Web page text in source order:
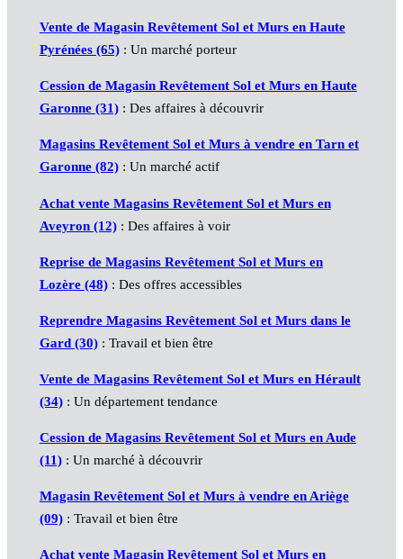
Vente de Magasin Revêtement Sol et Murs en Haute
Pyrénées (65): Un marché porteur
Cession de Magasin Revêtement Sol et Murs en Haute
Garonne (31): Des affaires à découvrir
Magasins Revêtement Sol et Murs à vendre en Tarn et
Garonne (82): Un marché actif
Achat vente Magasins Revêtement Sol et Murs en
Aveyron (12): Des affaires à voir
Reprise de Magasins Revêtement Sol et Murs en
Lozère (48): Des offres accessibles
Reprendre Magasins Revêtement Sol et Murs dans le
Gard (30): Travail et bien être
Vente de Magasins Revêtement Sol et Murs en Hérault
(34): Un département tendance
Cession de Magasins Revêtement Sol et Murs en Aude
(11): Un marché à découvrir
Magasin Revêtement Sol et Murs à vendre en Ariège
(09): Travail et bien être
Achat vente Magasin Revêtement Sol et Murs en